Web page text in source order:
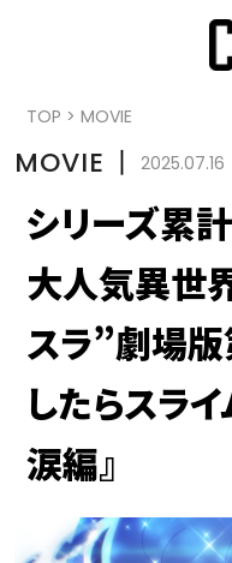
TOP > MOVIE
MOVIE 丨 2025.07.16
シリーズ累
大人気異世
スラ”劇場
したらスラ
涙編』